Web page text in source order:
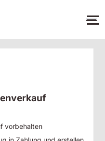
vorbehalten